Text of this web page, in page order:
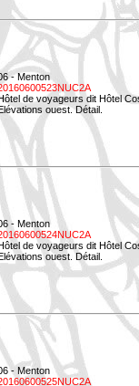
- Menton
de voyageurs dit Hôtel
ouest. Détail.
- Menton
de voyageurs dit Hôtel
ouest. Détail.
- Menton